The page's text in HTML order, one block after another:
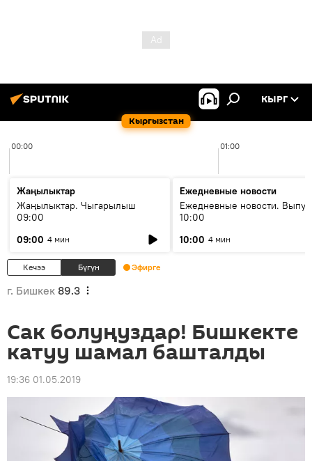
Кыргызстан
КЫРГ
00:00 01:00
Жаңылыктар
Жаңылыктар. Чыгарылыш
09:00
09:00 4 мин
Ежедневные новости
Ежедневные новости.
10:00
10:00 4 мин
Кечээ Бүгүн Эфирге
г. Бишкек 89.3
Сак болуңуздар! Бишкекте
катуу шамал башталды
19:36 01.05.2019